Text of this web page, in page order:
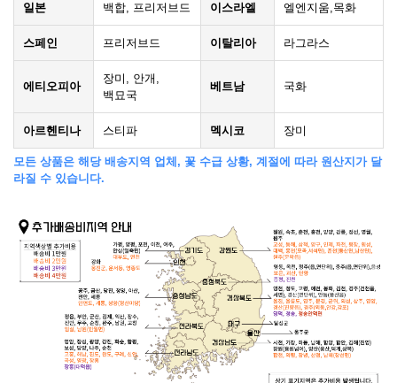
일본 백합, 프리저브드 이스라엘 엘엔지움,목화
스페인 프리저브드 이탈리아 라그라스
에티오피아
장미, 안개,
백묘국
베트남 국화
아르헨티나 스티파 멕시코 장미
모든 상품은 해당 배송지역 업체, 꽃 수급 상황, 계절에 따라 원산지가 달
라질 수 있습니다.